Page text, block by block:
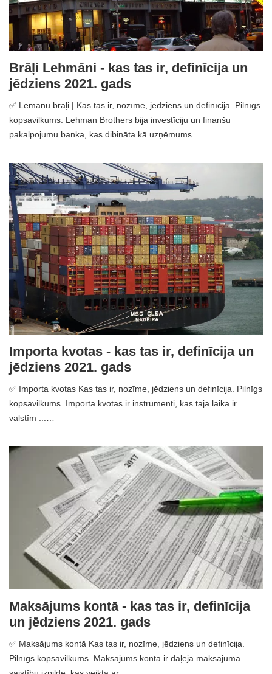
Brāļi Lehmāni - kas tas ir, definīcija un
jēdziens 2021. gads
✅ Lemanu brāļi | Kas tas ir, nozīme, jēdziens un definīcija. Pilnīgs
kopsavilkums. Lehman Brothers bija investīciju un finanšu
pakalpojumu banka, kas dibināta kā uzņēmums ...…
Importa kvotas - kas tas ir, definīcija un
jēdziens 2021. gads
✅ Importa kvotas Kas tas ir, nozīme, jēdziens un definīcija. Pilnīgs
kopsavilkums. Importa kvotas ir instrumenti, kas tajā laikā ir
valstīm ...…
Maksājums kontā - kas tas ir, definīcija
un jēdziens 2021. gads
✅ Maksājums kontā Kas tas ir, nozīme, jēdziens un definīcija.
Pilnīgs kopsavilkums. Maksājums kontā ir daļēja maksājuma